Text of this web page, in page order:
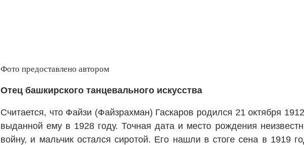
Фото предоставлено автором
Отец башкирского танцевального искусства
Считается, что Файзи (Файзрахман) Гаскаров родился 21 октября
выданной ему в 1928 году. Точная дата и место рождения
войну, и мальчик остался сиротой. Его нашли в стоге сена в 1919